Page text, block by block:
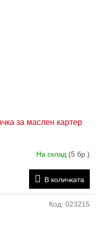
за маслен картер
На склад (5 бр.)
В количката
Код: 023215